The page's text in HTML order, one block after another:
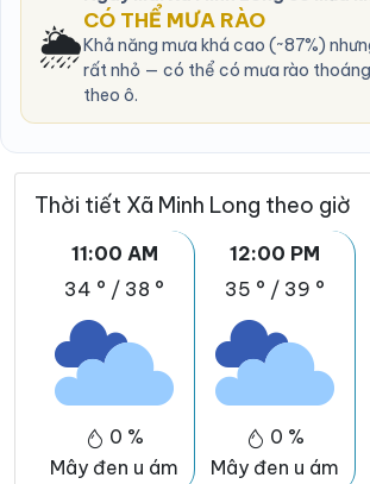
🌦️CÓ THỂ MƯA RÀO
Khả năng mưa khá cao (~87%)
rất nhỏ — có thể có mưa rào
theo ô.
Thời tiết Xã Minh Long theo giờ
11:00 AM
34 ° / 38 °
0 %
Mây đen u ám
12:00 PM
35 ° / 39 °
0 %
Mây đen u ám